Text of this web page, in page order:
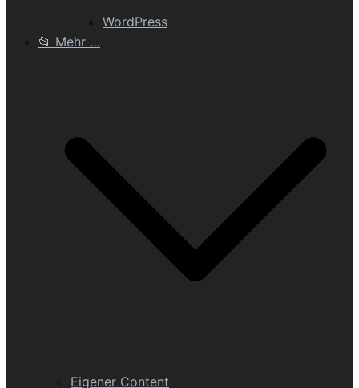
WordPress
📂 Mehr …
Eigener Content